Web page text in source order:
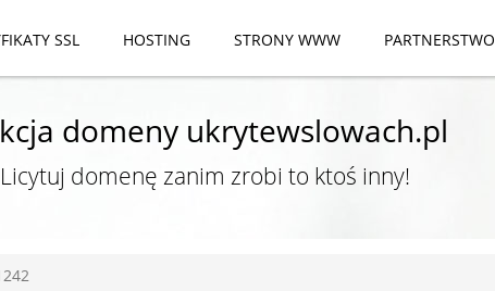
SSL HOSTING STRONY WWW PARTNERSTWO
domeny ukrytewslowach.pl
Licytuj domenę zanim zrobi to ktoś inny!